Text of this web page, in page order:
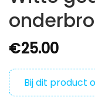
€25.00
Bij dit product